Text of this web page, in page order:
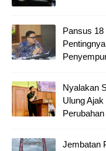
Pansus
Nyalakan
Ulung
Jembatan